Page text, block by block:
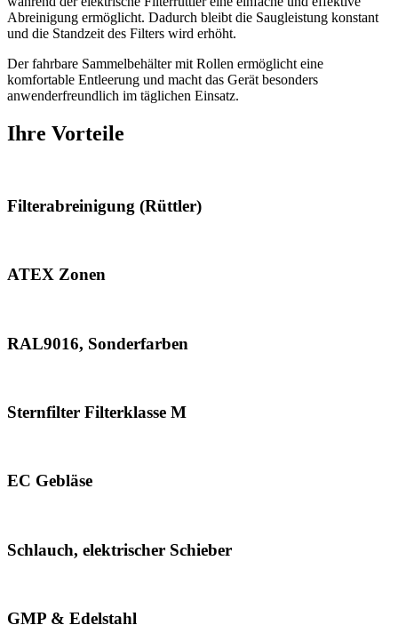
Abreinigung ermöglicht. Dadurch bleibt die Saugleistung konstant
und die Standzeit des Filters wird erhöht.
Der fahrbare Sammelbehälter mit Rollen ermöglicht eine
komfortable Entleerung und macht das Gerät besonders
anwenderfreundlich im täglichen Einsatz.
Ihre Vorteile
Filterabreinigung (Rüttler)
ATEX Zonen
RAL9016, Sonderfarben
Sternfilter Filterklasse M
EC Gebläse
Schlauch, elektrischer Schieber
GMP & Edelstahl